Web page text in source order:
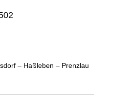
– Haßleben – Prenzlau